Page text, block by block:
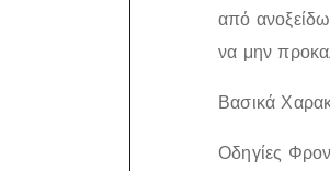
από
να μην
Βασικά
Οδηγίες